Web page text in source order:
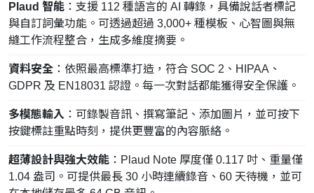
Plaud 智能 ：支援 112 種語言的 AI 轉錄，具備說話者標記
與自訂詞彙功能。可透過超過 3,000+ 種模板、心智圖與無
縫工作流程整合，生成多維度摘要。
資料安全 ：依照最高標準打造，符合 SOC 2、HIPAA、
GDPR 及 EN18031 認證。每一次對話都能獲得安全保護。
多模態輸入 ：可錄製音訊、撰寫筆記、添加圖片，並可按下
按鍵標註重點時刻，提供更豐富的內容脈絡。
超薄設計與強大效能 ：Plaud Note 厚度僅 0.117 吋、重量僅
1.04 盎司。可提供最長 30 小時連續錄音、60 天待機，並可